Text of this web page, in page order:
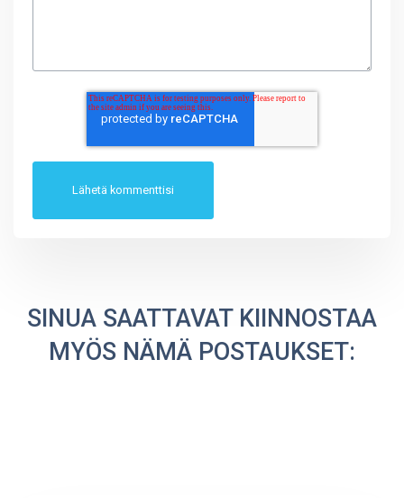
SINUA SAATTAVAT KIINNOSTAA
MYÖS NÄMÄ POSTAUKSET: